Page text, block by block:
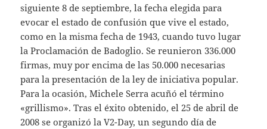
siguiente 8 de septiembre, la fecha elegida para
evocar el estado de confusión que vive el estado,
como en la misma fecha de 1943, cuando tuvo lugar
la Proclamación de Badoglio. Se reunieron 336.000
firmas, muy por encima de las 50.000 necesarias
para la presentación de la ley de iniciativa popular.
Para la ocasión, Michele Serra acuñó el término
«grillismo». Tras el éxito obtenido, el 25 de abril de
2008 se organizó la V2-Day, un segundo día de